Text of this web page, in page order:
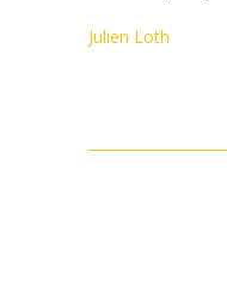
Julien Loth